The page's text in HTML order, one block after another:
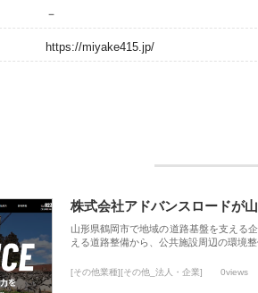
－
https://miyake415.jp/
株式会社アドバンスロードが
山形県鶴岡市で地域の道路基盤を支える
える道路整備から、公共施設周辺の環境
[その他業種][その他_法人・企業] 0views